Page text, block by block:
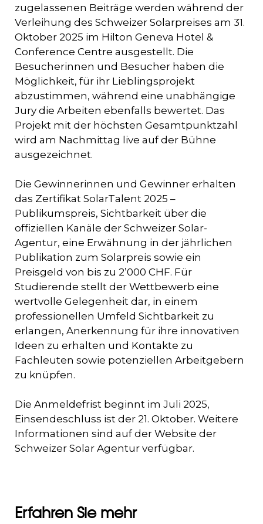
zugelassenen Beiträge werden während der
Verleihung des Schweizer Solarpreises am 31.
Oktober 2025 im Hilton Geneva Hotel &
Conference Centre ausgestellt. Die
Besucherinnen und Besucher haben die
Möglichkeit, für ihr Lieblingsprojekt
abzustimmen, während eine unabhängige
Jury die Arbeiten ebenfalls bewertet. Das
Projekt mit der höchsten Gesamtpunktzahl
wird am Nachmittag live auf der Bühne
ausgezeichnet.
Die Gewinnerinnen und Gewinner erhalten
das Zertifikat SolarTalent 2025 –
Publikumspreis, Sichtbarkeit über die
offiziellen Kanäle der Schweizer Solar-
Agentur, eine Erwähnung in der jährlichen
Publikation zum Solarpreis sowie ein
Preisgeld von bis zu 2’000 CHF. Für
Studierende stellt der Wettbewerb eine
wertvolle Gelegenheit dar, in einem
professionellen Umfeld Sichtbarkeit zu
erlangen, Anerkennung für ihre innovativen
Ideen zu erhalten und Kontakte zu
Fachleuten sowie potenziellen Arbeitgebern
zu knüpfen.
Die Anmeldefrist beginnt im Juli 2025,
Einsendeschluss ist der 21. Oktober. Weitere
Informationen sind auf der Website der
Schweizer Solar Agentur verfügbar.
Erfahren Sie mehr